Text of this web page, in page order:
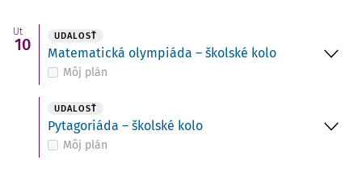
Ut
10 UDALOSŤ
Matematická olympiáda – školské kolo
Môj plán
UDALOSŤ
Pytagoriáda – školské kolo
Môj plán